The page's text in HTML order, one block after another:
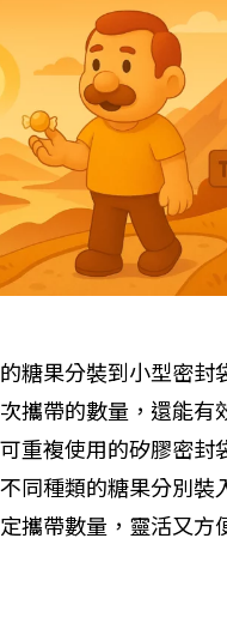
糖果分裝到小型密封
攜帶的數量，還能有
重複使用的矽膠密封
同種類的糖果分別裝
攜帶數量，靈活又方